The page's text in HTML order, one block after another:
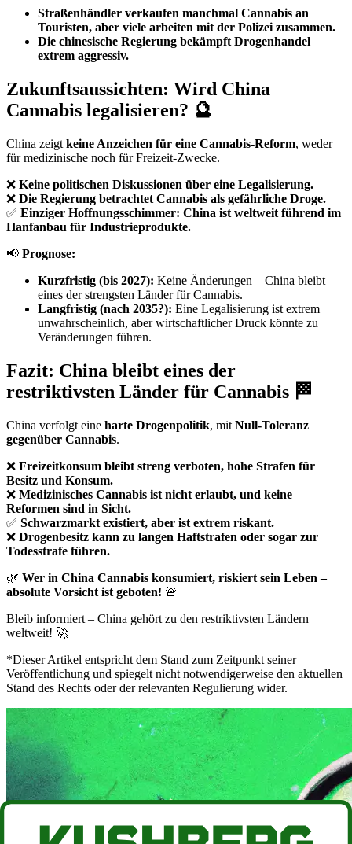
Straßenhändler verkaufen manchmal Cannabis an
Touristen, aber viele arbeiten mit der Polizei zusammen.
Die chinesische Regierung bekämpft Drogenhandel
extrem aggressiv.
Zukunftsaussichten: Wird China
Cannabis legalisieren? 🔮
China zeigt keine Anzeichen für eine Cannabis-Reform, weder
für medizinische noch für Freizeit-Zwecke.
❌ Keine politischen Diskussionen über eine Legalisierung.
❌ Die Regierung betrachtet Cannabis als gefährliche Droge.
✅ Einziger Hoffnungsschimmer: China ist weltweit führend im
Hanfanbau für Industrieprodukte.
📢 Prognose:
Kurzfristig (bis 2027): Keine Änderungen – China bleibt
eines der strengsten Länder für Cannabis.
Langfristig (nach 2035?): Eine Legalisierung ist extrem
unwahrscheinlich, aber wirtschaftlicher Druck könnte zu
Veränderungen führen.
Fazit: China bleibt eines der
restriktivsten Länder für Cannabis 🏁
China verfolgt eine harte Drogenpolitik, mit Null-Toleranz
gegenüber Cannabis.
❌ Freizeitkonsum bleibt streng verboten, hohe Strafen für
Besitz und Konsum.
❌ Medizinisches Cannabis ist nicht erlaubt, und keine
Reformen sind in Sicht.
✅ Schwarzmarkt existiert, aber ist extrem riskant.
❌ Drogenbesitz kann zu langen Haftstrafen oder sogar zur
Todesstrafe führen.
🌿 Wer in China Cannabis konsumiert, riskiert sein Leben –
absolute Vorsicht ist geboten! 🚨
Bleib informiert – China gehört zu den restriktivsten Ländern
weltweit! 🚀
*Dieser Artikel entspricht dem Stand zum Zeitpunkt seiner
Veröffentlichung und spiegelt nicht notwendigerweise den aktuellen
Stand des Rechts oder der relevanten Regulierung wider.